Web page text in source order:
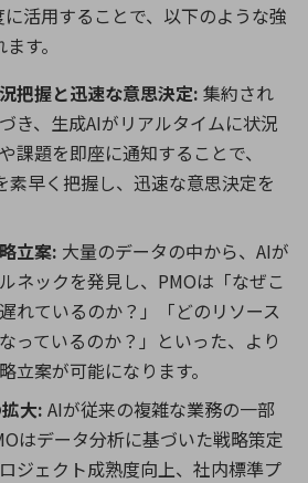
活用することで、以下のような強
す。
把握と迅速な意思決定: 集約され
き、生成AIがリアルタイムに状況
課題を即座に通知することで、
素早く把握し、迅速な意思決定を
立案: 大量のデータの中から、 AIが
ネックを発見し、 PMOは「なぜこ
れているのか？」「どのリソース
っているのか？」といった、より
立案が可能になります。
大: AIが従来の複雑な業務の一部
はデータ分析に基づいた戦略策定
ジェクト成熟度向上、社内標準プ